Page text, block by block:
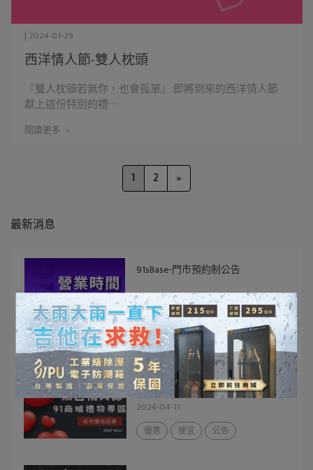
西洋情人節-雙人枕頭
| 2024-01-29
『雙人枕頭若無你，也會孤單』 即將到來的西洋情人節
獻上這份特別的禮⋯
閱讀更多 ->
1 2 »
最新消息
91sBase-門市預約制公告
2024-07-01
黑色情人節，海馬加碼雙倍回饋
2024-04-11
優惠 便宜 公告